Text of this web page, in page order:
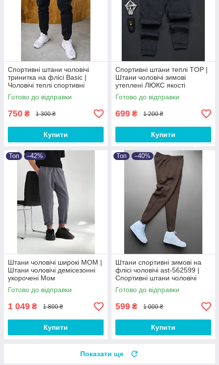
Спортивні штани чоловічі
тринитка на флісі Basic |
Чоловічі теплі спортивні
штани від XS до 3XL
Готово до відправки
750 ₴ 1 300 ₴
Купити
Спортивні штани теплі TOP |
Штани чоловічі зимові
утеплені ЛЮКС якості
Готово до відправки
699 ₴ 1 200 ₴
Купити
Топ –42%
Штани чоловічі широкі МОМ |
Штани чоловічі демісезонні
укорочені Мом
Готово до відправки
1 049 ₴ 1 800 ₴
Купити
Топ –40%
Штани спортивні зимові на
флісі чоловічі ast-562599 |
Спортивні штани чоловічі
теплі Люкс якості
Готово до відправки
599 ₴ 1 000 ₴
Купити
Показати ще